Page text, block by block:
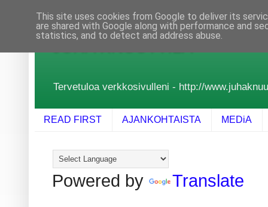
JUHA KNUUTTILA
Tervetuloa verkkosivulleni - http://
READ FIRST AJANKOHTAISTA MEDiA
Powered by Translate
This site uses cookies from Google to deliver its
are shared with Google along with performance and
statistics, and to detect and address abuse.